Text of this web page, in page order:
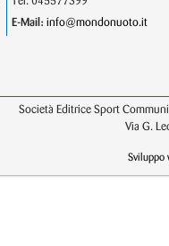
E-Mail: info@mondonuoto.it
Società Editrice Sport
Via G.
Sviluppo